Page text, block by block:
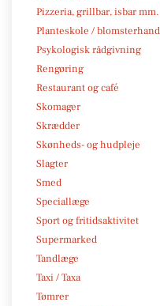
Pizzeria, grillbar, isbar mm.
Planteskole /
Psykologisk rådgivning
Rengøring
Restaurant og café
Skomager
Skrædder
Skønheds- og hudpleje
Slagter
Smed
Speciallæge
Sport og fritidsaktivitet
Supermarked
Tandlæge
Taxi / Taxa
Tømrer